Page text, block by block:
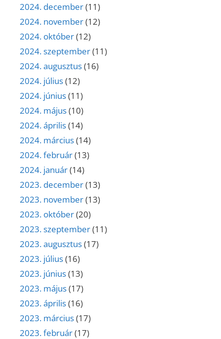
2024. december(11)
2024. november(12)
2024. október(12)
2024. szeptember(11)
2024. augusztus(16)
2024. július(12)
2024. június(11)
2024. május(10)
2024. április(14)
2024. március(14)
2024. február(13)
2024. január(14)
2023. december(13)
2023. november(13)
2023. október(20)
2023. szeptember(11)
2023. augusztus(17)
2023. július(16)
2023. június(13)
2023. május(17)
2023. április(16)
2023. március(17)
2023. február(17)